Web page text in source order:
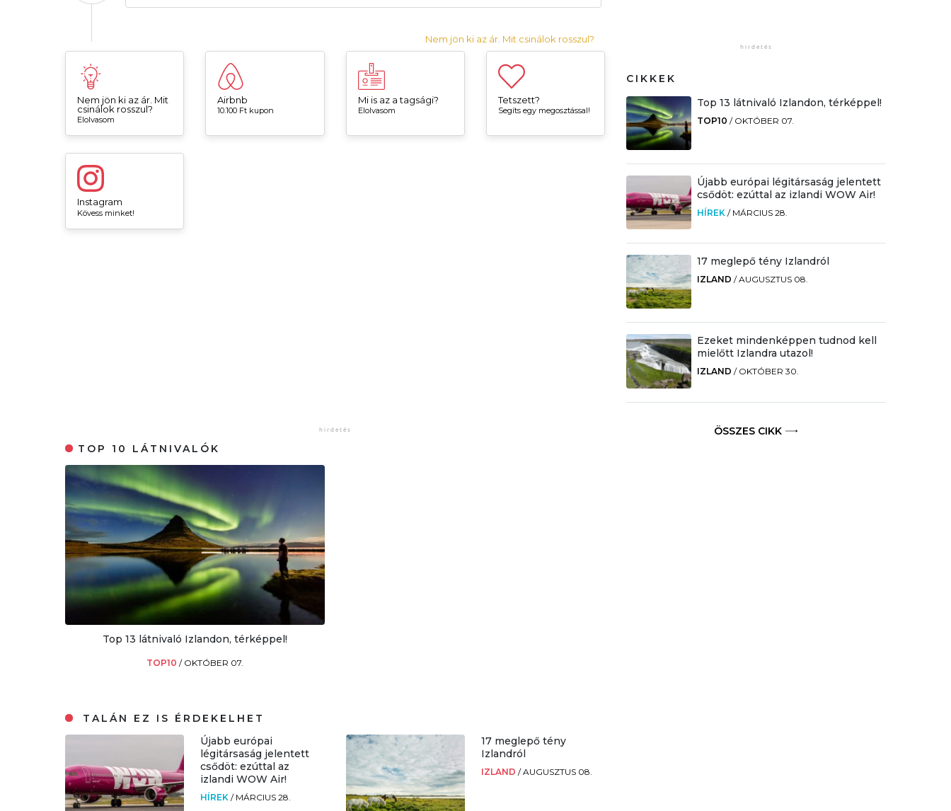
Nem jön ki az ár. Mit csinálok rosszul?
Nem jön ki az ár. Mit
csinálok rosszul?
Elolvasom
Airbnb
10.100 Ft kupon
Mi is az a tagsági?
Elolvasom
Tetszett?
Segíts egy megosztással!
Instagram
Kövess minket!
TOP 10 LÁTNIVALÓK
Top 13 látnivaló Izlandon, térképpel!
TOP10 / OKTÓBER 07.
TALÁN EZ IS ÉRDEKELHET
Újabb európai
légitársaság jelentett
csődöt: ezúttal az
izlandi WOW Air!
HÍREK/ MÁRCIUS 28.
17 meglepő tény
Izlandról
IZLAND /AUGUSZTUS 08.
CIKKEK
Top 13 látnivaló Izlandon, térképpel!
TOP10 / OKTÓBER 07.
Újabb európai légitársaság jelentett
csődöt: ezúttal az izlandi WOW Air!
HÍREK / MÁRCIUS 28.
17 meglepő tény Izlandról
IZLAND /AUGUSZTUS 08.
Ezeket mindenképpen tudnod kell
mielőtt Izlandra utazol!
IZLAND / OKTÓBER 30.
ÖSSZES CIKK